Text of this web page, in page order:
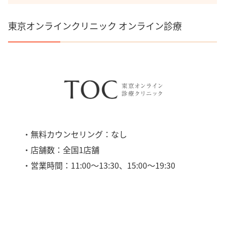
東京オンラインクリニック オンライン診療
・無料カウンセリング：なし
・店舗数：全国1店舗
・営業時間：11:00〜13:30、15:00〜19:30